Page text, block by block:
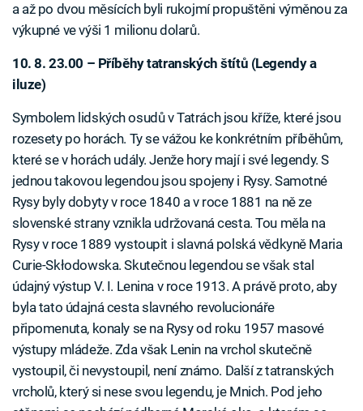
a až po dvou měsících byli rukojmí propuštěni výměnou za
výkupné ve výši 1 milionu dolarů.
10. 8. 23.00 – Příběhy tatranských štítů (Legendy a
iluze)
Symbolem lidských osudů v Tatrách jsou kříže, které jsou
rozesety po horách. Ty se vážou ke konkrétním příběhům,
které se v horách udály. Jenže hory mají i své legendy. S
jednou takovou legendou jsou spojeny i Rysy. Samotné
Rysy byly dobyty v roce 1840 a v roce 1881 na ně ze
slovenské strany vznikla udržovaná cesta. Tou měla na
Rysy v roce 1889 vystoupit i slavná polská vědkyně Maria
Curie-Skłodowska. Skutečnou legendou se však stal
údajný výstup V. I. Lenina v roce 1913. A právě proto, aby
byla tato údajná cesta slavného revolucionáře
připomenuta, konaly se na Rysy od roku 1957 masové
výstupy mládeže. Zda však Lenin na vrchol skutečně
vystoupil, či nevystoupil, není známo. Další z tatranských
vrcholů, který si nese svou legendu, je Mnich. Pod jeho